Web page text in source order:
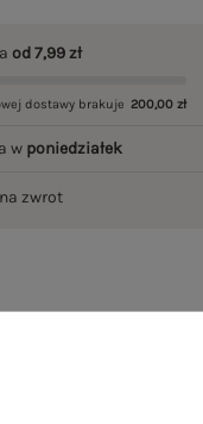
od 7,99 zł
dostawy brakuje 200,00 zł
w poniedziałek
zwrot